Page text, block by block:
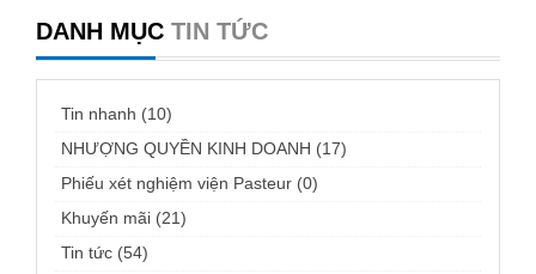
DANH MỤC TIN TỨC
Tin nhanh (10)
NHƯỢNG QUYỀN KINH DOANH (17)
Phiếu xét nghiệm viện Pasteur (0)
Khuyến mãi (21)
Tin tức (54)